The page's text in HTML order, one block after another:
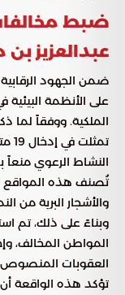
ضبط
عبدالعزيز
ضمن الجهود
على الأنظمة
الملكية. ووفقاً لما
النشاط الرعوي منعاً
تُصنف هذه المواقع
والأشجار البرية من
وبناءً على ذلك، تم
المواطن المخالف،
العقوبات المنصوص
تؤكد هذه الواقعة